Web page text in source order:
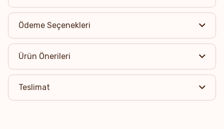
Ödeme Seçenekleri
Ürün Önerileri
Teslimat